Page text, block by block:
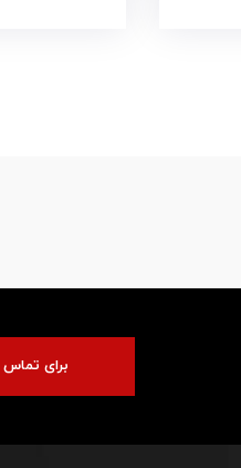
برای تماس